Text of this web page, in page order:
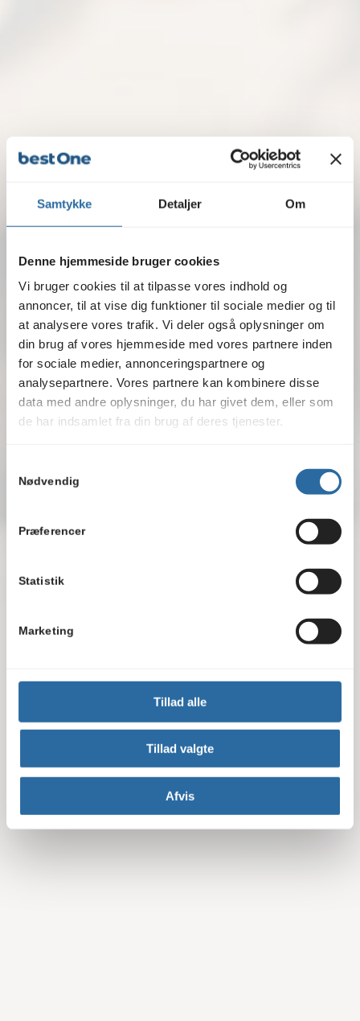
Samtykke Detaljer Om
Denne hjemmeside bruger cookies
Vi bruger cookies til at tilpasse vores indhold og
annoncer, til at vise dig funktioner til sociale medier og til
at analysere vores trafik. Vi deler også oplysninger om
din brug af vores hjemmeside med vores partnere inden
for sociale medier, annonceringspartnere og
analysepartnere. Vores partnere kan kombinere disse
data med andre oplysninger, du har givet dem, eller som
de har indsamlet fra din brug af deres tjenester.
Nødvendig
Præferencer
Statistik
Marketing
Tillad alle
Tillad valgte
Afvis